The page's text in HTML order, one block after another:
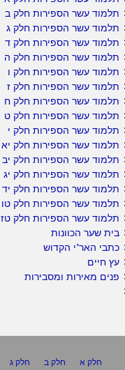
תלמוד עשר הספירות חלק ב
תלמוד עשר הספירות חלק ג
תלמוד עשר הספירות חלק ד
תלמוד עשר הספירות חלק ה
תלמוד עשר הספירות חלק ו
תלמוד עשר הספירות חלק ז
תלמוד עשר הספירות חלק ח
תלמוד עשר הספירות חלק ט
תלמוד עשר הספירות חלק י
תלמוד עשר הספירות חלק יא
תלמוד עשר הספירות חלק יב
תלמוד עשר הספירות חלק יג
תלמוד עשר הספירות חלק יד
תלמוד עשר הספירות חלק טו
תלמוד עשר הספירות חלק טז
בית שער הכוונות
כתבי האר"י הקדוש
עץ חיים
פנים מאירות ומסבירות
חלק א
חלק ב חלק ג